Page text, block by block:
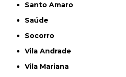
Santo Amaro
Saúde
Socorro
Vila Andrade
Vila Mariana